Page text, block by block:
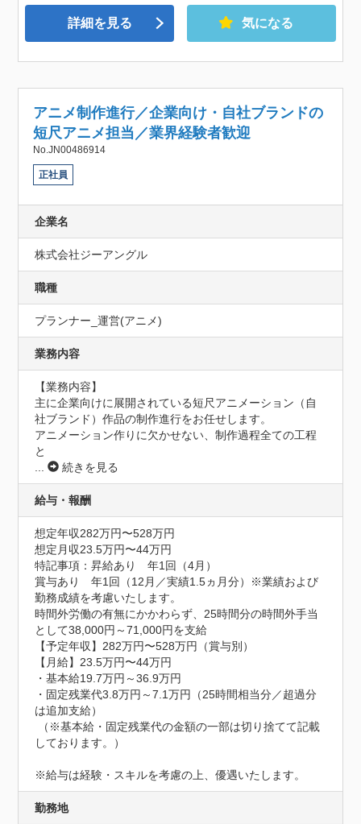
詳細を見る 気になる
アニメ制作進行／企業向け・自社ブランドの
短尺アニメ担当／業界経験者歓迎
No.JN00486914
正社員
企業名
株式会社ジーアングル
職種
プランナー_運営(アニメ)
業務内容
【業務内容】
主に企業向けに展開されている短尺アニメーション（自
社ブランド）作品の制作進行をお任せします。
アニメーション作りに欠かせない、制作過程全ての工程
と
...
続きを見る
給与・報酬
想定年収282万円〜528万円
想定月収23.5万円〜44万円
特記事項：昇給あり　年1回（4月）
賞与あり　年1回（12月／実績1.5ヵ月分）※業績および
勤務成績を考慮いたします。
時間外労働の有無にかかわらず、25時間分の時間外手当
として38,000円～71,000円を支給
【予定年収】282万円〜528万円（賞与別）
【月給】23.5万円〜44万円
・基本給19.7万円～36.9万円
・固定残業代3.8万円～7.1万円（25時間相当分／超過分
は追加支給）
しております。）
※給与は経験・スキルを考慮の上、優遇いたします。
勤務地